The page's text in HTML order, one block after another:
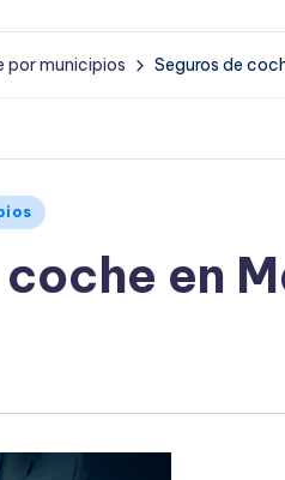
por municipios Seguros de
en